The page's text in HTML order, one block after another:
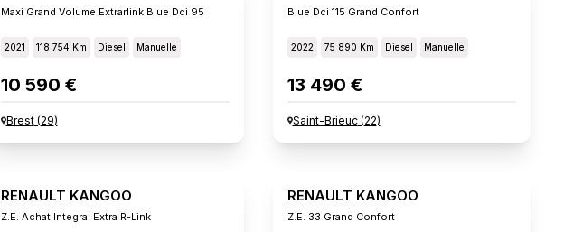
Maxi Grand Volume Extrarlink Blue Dci 95
2021 118 754 Km Diesel Manuelle
10 590 €
Brest(29)
Blue Dci 115 Grand Confort
2022 75 890 Km Diesel Manuelle
13 490 €
Saint-Brieuc(22)
RENAULT KANGOO
Z.e. Achat Integral Extra R-Link
RENAULT KANGOO
Z.e. 33 Grand Confort